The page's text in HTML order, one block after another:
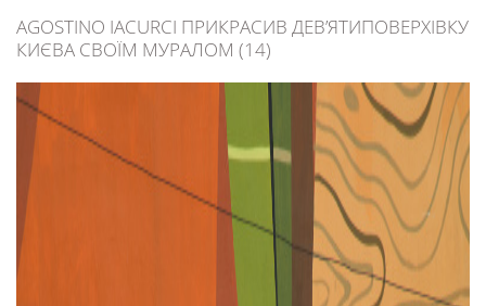
AGOSTINO IACURCI ПРИКРАСИВ ДЕВ’ЯТИПОВЕРХІВКУ
КИЄВА СВОЇМ МУРАЛОМ (14)